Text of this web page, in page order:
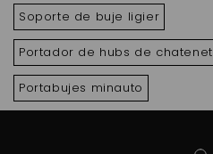
Soporte de buje ligier
Portador de hubs de chatenet
Portabujes minauto